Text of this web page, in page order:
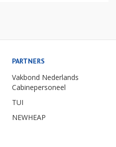
PARTNERS
Vakbond Nederlands
Cabinepersoneel
TUI
NEWHEAP